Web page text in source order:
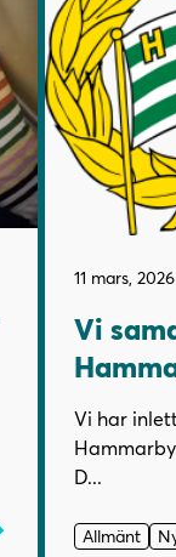
11 mars, 2026
Vi
Vi har
D...
Allmänt